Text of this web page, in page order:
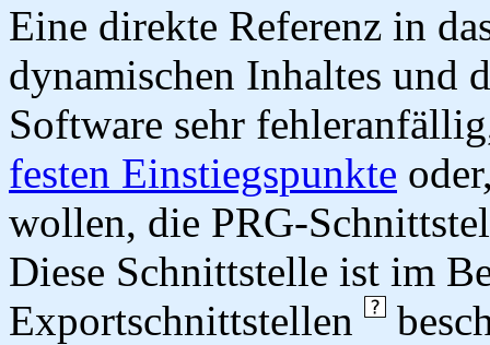
Eine direkte Referenz in
dynamischen Inhaltes und
Software sehr
festen Einstiegspunkte
wollen, die PRG-
Diese Schnittstelle ist im
Exportschnittstellen